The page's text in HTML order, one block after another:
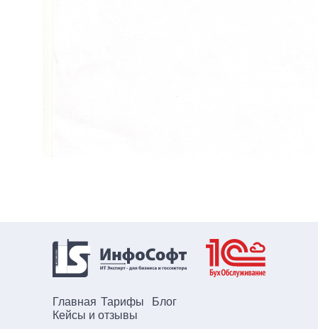
Главная Тарифы
Блог
Кейсы и отзывы